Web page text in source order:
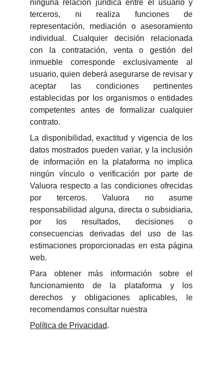
ninguna relación jurídica entre el usuario y
terceros, ni realiza funciones de
representación, mediación o asesoramiento
individual. Cualquier decisión relacionada
con la contratación, venta o gestión del
inmueble corresponde exclusivamente al
usuario, quien deberá asegurarse de revisar y
aceptar las condiciones pertinentes
establecidas por los organismos o entidades
competentes antes de formalizar cualquier
contrato.
La disponibilidad, exactitud y vigencia de los
datos mostrados pueden variar, y la inclusión
de información en la plataforma no implica
ningún vínculo o verificación por parte de
Valuora respecto a las condiciones ofrecidas
por terceros. Valuora no asume
responsabilidad alguna, directa o subsidiaria,
por los resultados, decisiones o
consecuencias derivadas del uso de las
estimaciones proporcionadas en esta página
web.
Para obtener más información sobre el
funcionamiento de la plataforma y los
derechos y obligaciones aplicables, le
recomendamos consultar nuestra
Política de Privacidad.